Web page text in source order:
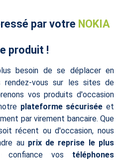
par votre NOKIA
produit !
besoin de se déplacer en
rendez-vous sur les sites de
vos produits d'occasion
plateforme sécurisée et
par virement bancaire. Que
récent ou d'occasion, nous
au prix de reprise le plus
confiance vos téléphones